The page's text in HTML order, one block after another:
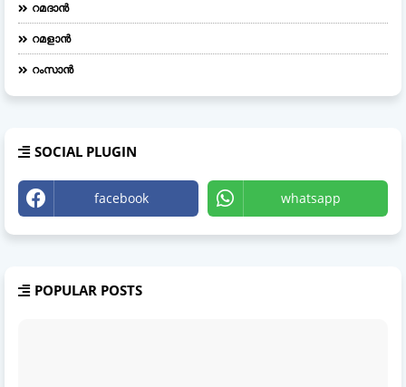
റമദാൻ
റമളാൻ
റംസാൻ
SOCIAL PLUGIN
facebook whatsapp
POPULAR POSTS